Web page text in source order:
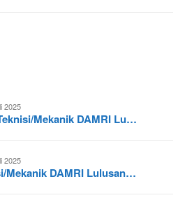
2025
Mekanik DAMRI Lu…
2025
Mekanik DAMRI Lulusan…